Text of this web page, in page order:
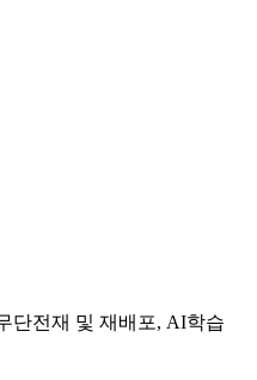
단전재 및 재배포, AI학습